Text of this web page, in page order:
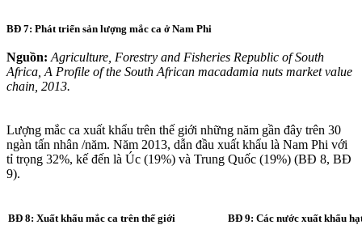
BĐ 7: Phát triển sản lượng mắc ca ở Nam Phi
Nguồn: Agriculture, Forestry and Fisheries Republic of South
Africa, A Profile of the South African macadamia nuts market value
chain, 2013.
Lượng mắc ca xuất khẩu trên thế giới những năm gần đây trên 30
ngàn tấn nhân /năm. Năm 2013, dẫn đầu xuất khẩu là Nam Phi với
tỉ trọng 32%, kế đến là Úc (19%) và Trung Quốc (19%) (BĐ 8, BĐ
9).
BĐ 8: Xuất khẩu mắc ca trên thế giới BĐ 9: Các nước xuất khẩu